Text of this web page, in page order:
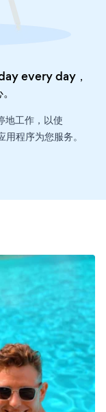
every day，
。
地工作，以使
程序为您服务。